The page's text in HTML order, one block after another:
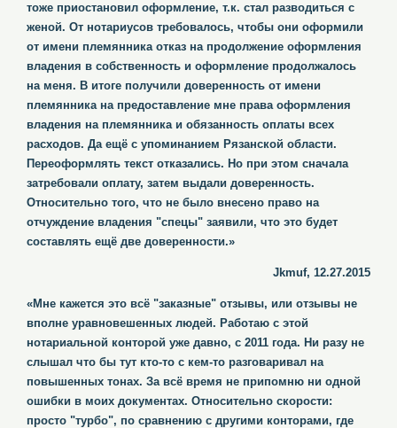
тоже приостановил оформление, т.к. стал разводиться с
женой. От нотариусов требовалось, чтобы они оформили
от имени племянника отказ на продолжение оформления
владения в собственность и оформление продолжалось
на меня. В итоге получили доверенность от имени
племянника на предоставление мне права оформления
владения на племянника и обязанность оплаты всех
расходов. Да ещё с упоминанием Рязанской области.
Переоформлять текст отказались. Но при этом сначала
затребовали оплату, затем выдали доверенность.
Относительно того, что не было внесено право на
отчуждение владения "спецы" заявили, что это будет
составлять ещё две доверенности.»
Jkmuf, 12.27.2015
«Мне кажется это всё "заказные" отзывы, или отзывы не
вполне уравновешенных людей. Работаю с этой
нотариальной конторой уже давно, с 2011 года. Ни разу не
слышал что бы тут кто-то с кем-то разговаривал на
повышенных тонах. За всё время не припомню ни одной
ошибки в моих документах. Относительно скорости:
просто "турбо", по сравнению с другими конторами, где